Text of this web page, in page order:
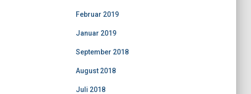
Februar 2019
Januar 2019
September 2018
August 2018
Juli 2018